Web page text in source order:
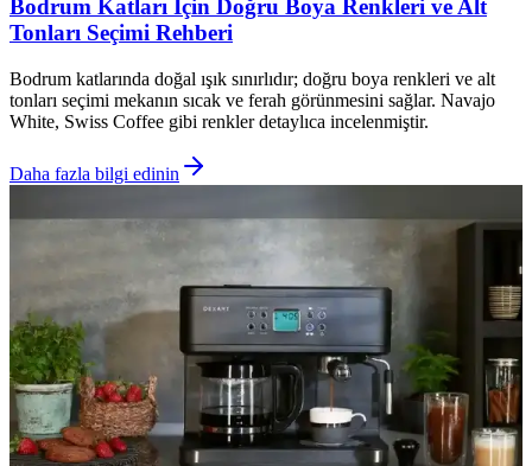
Bodrum Katları İçin Doğru Boya Renkleri ve Alt
Tonları Seçimi Rehberi
Bodrum katlarında doğal ışık sınırlıdır; doğru boya renkleri ve alt
tonları seçimi mekanın sıcak ve ferah görünmesini sağlar. Navajo
White, Swiss Coffee gibi renkler detaylıca incelenmiştir.
Daha fazla bilgi edinin